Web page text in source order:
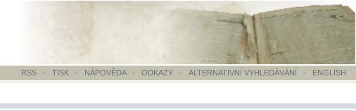
-NÁPOVĚDA - ODKAZY - ALTERNATIVNÍ VYHLEDÁVÁNÍ- ENGLISH